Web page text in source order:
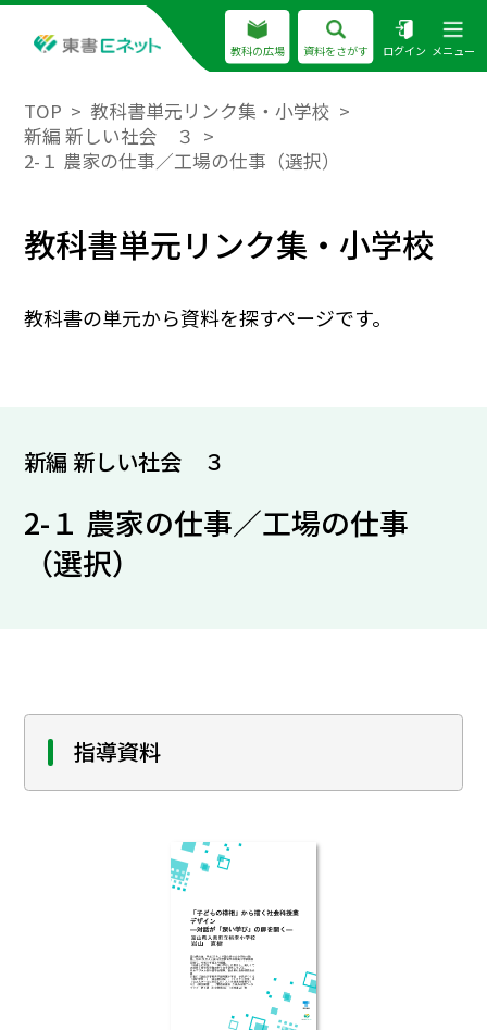
教科の広場 資料をさがす ログイン メニュー
TOP
教科書単元リンク集・小学校
新編 新しい社会 ３
2-１ 農家の仕事／工場の仕事（選択）
教科書単元リンク集・小学校
教科書の単元から資料を探すページです。
新編 新しい社会 ３
2-１ 農家の仕事／工場の仕事
（選択）
指導資料